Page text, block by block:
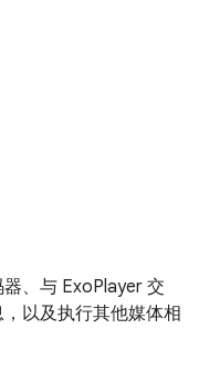
、与 ExoPlayer 交
以及执行其他媒体相